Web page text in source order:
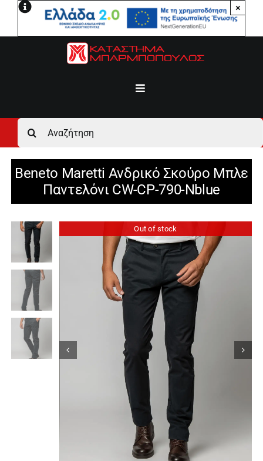
Μετάβαση
×
Toggle
Αρχική
Ανδρικά
Γυναικεία
Αγόρι
Κορίτσι
Εσώρουχα
Είδη Παρέλασης
Αναζήτηση
για:
Beneto Maretti Ανδρικό Σκούρο Μπλε
Παντελόνι CW-CP-790-Nblue
Out of stock